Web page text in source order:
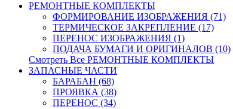
РЕМОНТНЫЕ КОМПЛЕКТЫ
ФОРМИРОВАНИЕ ИЗОБРАЖЕНИЯ (71)
ТЕРМИЧЕСКОЕ ЗАКРЕПЛЕНИЕ (17)
ПЕРЕНОС ИЗОБРАЖЕНИЯ (1)
ПОДАЧА БУМАГИ И ОРИГИНАЛОВ (10)
Смотреть Все РЕМОНТНЫЕ КОМПЛЕКТЫ
ЗАПАСНЫЕ ЧАСТИ
БАРАБАН (68)
ПРОЯВКА (38)
ПЕРЕНОС (34)